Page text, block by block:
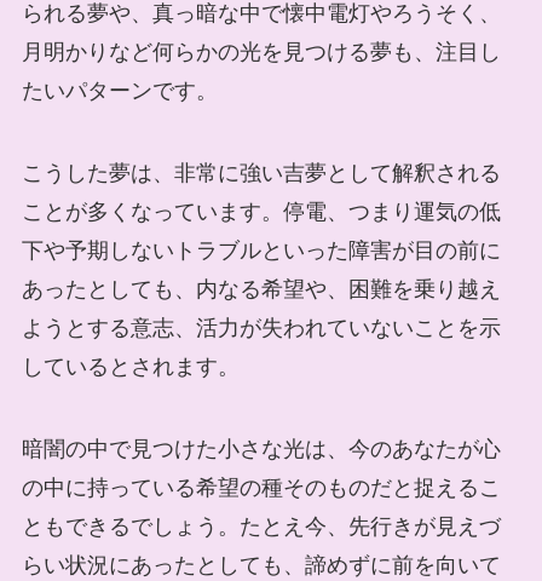
られる夢や、真っ暗な中で懐中電灯やろうそく、
月明かりなど何らかの光を見つける夢も、注目し
たいパターンです。
こうした夢は、非常に強い吉夢として解釈される
ことが多くなっています。停電、つまり運気の低
下や予期しないトラブルといった障害が目の前に
あったとしても、内なる希望や、困難を乗り越え
ようとする意志、活力が失われていないことを示
しているとされます。
暗闇の中で見つけた小さな光は、今のあなたが心
の中に持っている希望の種そのものだと捉えるこ
ともできるでしょう。たとえ今、先行きが見えづ
らい状況にあったとしても、諦めずに前を向いて